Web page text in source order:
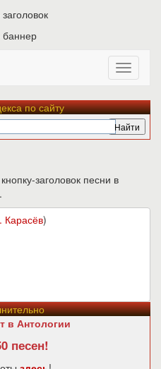
по сайту
заголовок песни в
Карасёв)
в Антологии
песен!